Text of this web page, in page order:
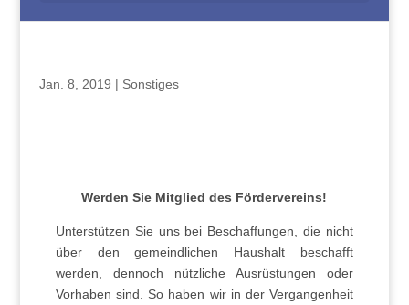
Jan. 8, 2019 | Sonstiges
Werden Sie Mitglied des Fördervereins!
Unterstützen Sie uns bei Beschaffungen, die nicht
über den gemeindlichen Haushalt beschafft
werden, dennoch nützliche Ausrüstungen oder
Vorhaben sind. So haben wir in der Vergangenheit